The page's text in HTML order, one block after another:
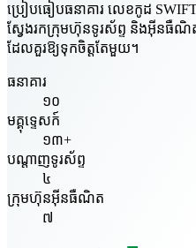
ប្រៀបធៀបធនាគារ លេខកូដ
ស្វែងរកក្រុមហ៊ុនទូរស័ព្ទ និងអ៊ីនធឺ
ដែលគួរឱ្យទុកចិត្តតែមួយ។
ធនាគារ
១០
មគ្គុទ្ទេសក៍
១៣+
បណ្តាញទូរស័ព្ទ
៤
ក្រុមហ៊ុនអ៊ីនធឺណិត
៧